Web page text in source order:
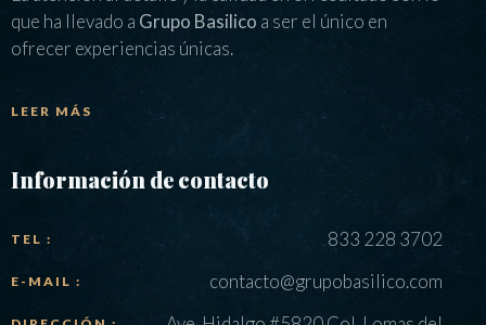
que ha llevado a Grupo Basilico a ser el único en
ofrecer experiencias únicas.
LEER MÁS
Información de contacto
TEL : 833 228 3702
E-MAIL : contacto@grupobasilico.com